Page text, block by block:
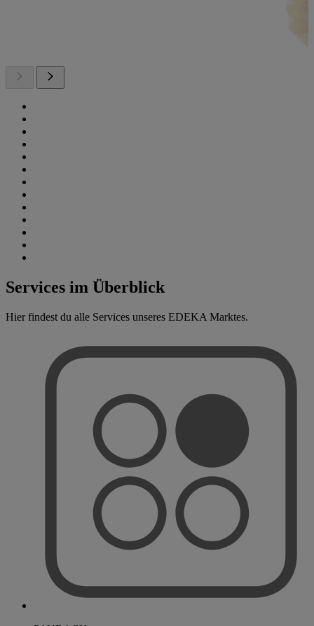
Services im Überblick
Hier findest du alle Services unseres EDEKA Marktes.